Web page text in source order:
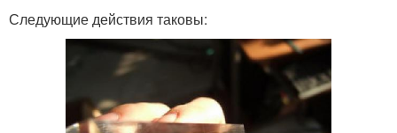
Следующие действия таковы: